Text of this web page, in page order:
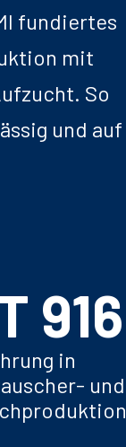
fundiertes
mit
So
und auf
in
und
1955